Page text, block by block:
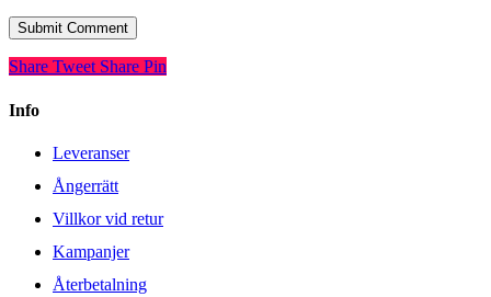
Share Tweet Share Pin
Info
Leveranser
Ångerrätt
Villkor vid retur
Kampanjer
Återbetalning